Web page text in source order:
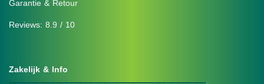
Garantie & Retour
Reviews: 8.9 / 10
Zakelijk & Info